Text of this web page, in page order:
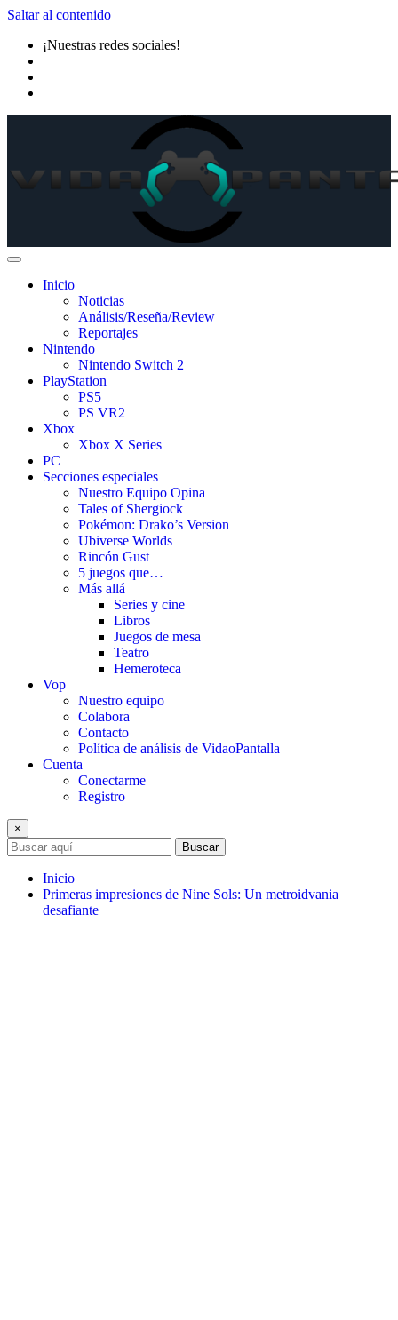
Saltar al contenido
¡Nuestras redes sociales!
Inicio
Noticias
Análisis/Reseña/Review
Reportajes
Nintendo
Nintendo Switch 2
PlayStation
PS5
PS VR2
Xbox
Xbox X Series
PC
Secciones especiales
Nuestro Equipo Opina
Tales of Shergiock
Pokémon: Drako’s Version
Ubiverse Worlds
Rincón Gust
5 juegos que…
Más allá
Series y cine
Libros
Juegos de mesa
Teatro
Hemeroteca
Vop
Nuestro equipo
Colabora
Contacto
Política de análisis de VidaoPantalla
Cuenta
Conectarme
Registro
×
Buscar
Inicio
Primeras impresiones de Nine Sols: Un metroidvania
desafiante